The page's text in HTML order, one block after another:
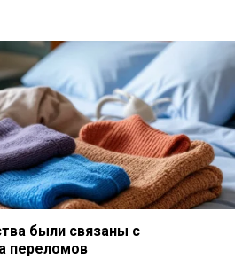
были связаны с
переломов